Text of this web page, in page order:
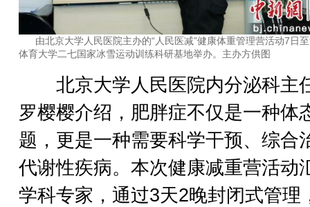
由北京大学人民医院主办的“人民医减”健康体重管理营活动7日
体育大学二七国家冰雪运动训练科研基地举办。主办方供图
北京大学人民医院内分泌科主
罗樱樱介绍，肥胖症不仅是一种体
题，更是一种需要科学干预、综合
代谢性疾病。本次健康减重营活动
学科专家，通过3天2晚封闭式管理